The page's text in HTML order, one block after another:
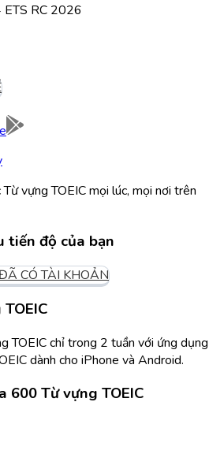
ETS RC 2026
vựng TOEIC mọi lúc, mọi nơi trên
tiến độ của bạn
CÓ TÀI KHOẢN
TOEIC chỉ trong 2 tuần với ứng dụng
dành cho iPhone và Android.
600 Từ vựng TOEIC